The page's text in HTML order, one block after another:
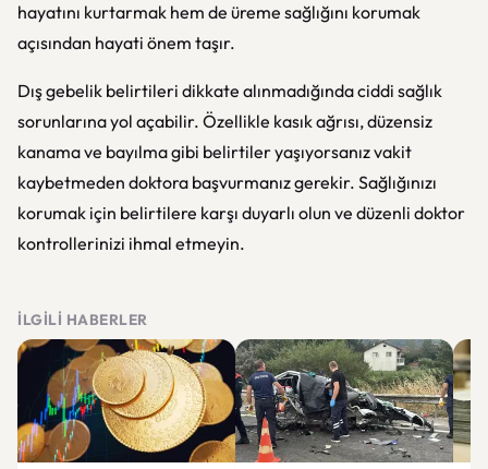
hayatını kurtarmak hem de üreme sağlığını korumak
açısından hayati önem taşır.
Dış gebelik belirtileri dikkate alınmadığında ciddi sağlık
sorunlarına yol açabilir. Özellikle kasık ağrısı, düzensiz
kanama ve bayılma gibi belirtiler yaşıyorsanız vakit
kaybetmeden doktora başvurmanız gerekir. Sağlığınızı
korumak için belirtilere karşı duyarlı olun ve düzenli doktor
kontrollerinizi ihmal etmeyin.
İLGILI HABERLER